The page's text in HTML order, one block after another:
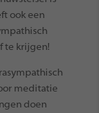
ook een
te krijgen!
meditatie
doen